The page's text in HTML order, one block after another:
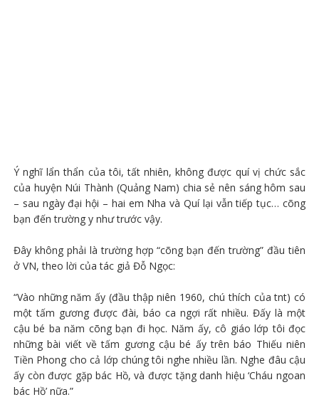
Ý nghĩ lẩn thẩn của tôi, tất nhiên, không được quí vị chức sắc
của huyện Núi Thành (Quảng Nam) chia sẻ nên sáng hôm sau
– sau ngày đại hội – hai em Nha và Quí lại vẫn tiếp tục… cõng
bạn đến trường y như trước vậy.
Đây không phải là trường hợp “cõng bạn đến trường” đầu tiên
ở VN, theo lời của tác giả Đỗ Ngọc:
“Vào những năm ấy (đầu thập niên 1960, chú thích của tnt) có
một tấm gương được đài, báo ca ngợi rất nhiều. Đấy là một
cậu bé ba năm cõng bạn đi học. Năm ấy, cô giáo lớp tôi đọc
những bài viết về tấm gương cậu bé ấy trên báo Thiếu niên
Tiền Phong cho cả lớp chúng tôi nghe nhiều lần. Nghe đâu cậu
ấy còn được gặp bác Hồ, và được tặng danh hiệu ‘Cháu ngoan
bác Hồ’ nữa.”